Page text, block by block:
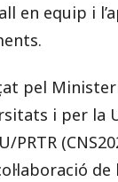
en equip i
pel
i per la
PRTR
de